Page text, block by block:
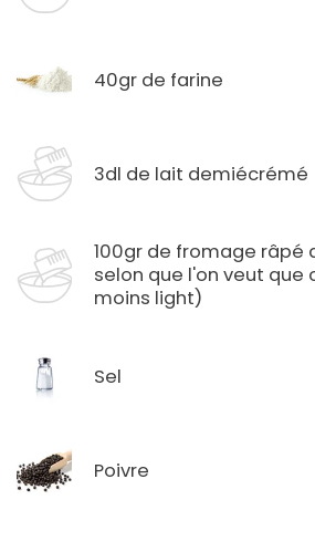
40gr de farine
3dl de lait demiécrémé
100gr de fromage
selon que l'on veut que
moins light)
Sel
Poivre